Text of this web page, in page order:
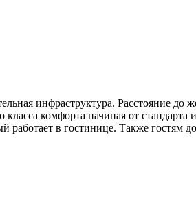
инфраструктура. Расстояние до
комфорта начиная от стандарта
работает в гостинице. Также гостям